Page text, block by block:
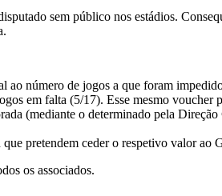
sem público nos estádios.
número de jogos a que foram
em falta (5/17). Esse mesmo voucher
(mediante o determinado pela
que pretendem ceder o respetivo valor ao
os associados.